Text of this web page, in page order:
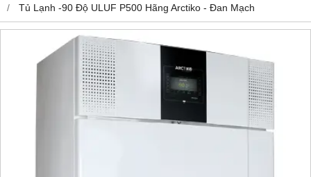
Tủ Lạnh -90 Độ ULUF P500 Hãng Arctiko - Đan Mạch